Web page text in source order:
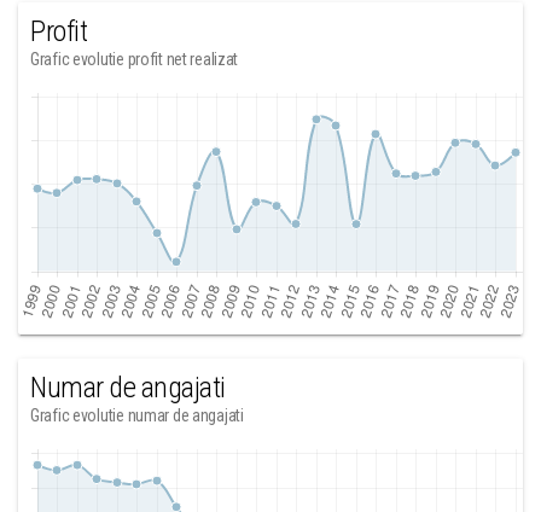
Profit
Grafic evolutie profit net realizat
Numar de angajati
Grafic evolutie numar de angajati